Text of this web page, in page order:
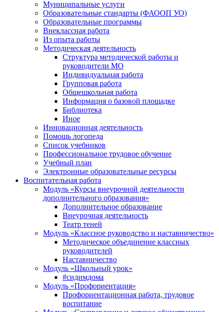
Муниципальные услуги
Образовательные стандарты (ФАООП УО)
Образовательные программы
Внеклассная работа
Из опыта работы
Методическая деятельность
Структура методической работы и
руководители МО
Индивидуальная работа
Групповая работа
Общешкольная работа
Информация о базовой площадке
Библиотека
Иное
Инновационная деятельность
Помощь логопеда
Список учебников
Профессиональное трудовое обучение
Учебный план
Электронные образовательные ресурсы
Воспитательная работа
Модуль «Курсы внеурочной деятельности
дополнительного образования»
Дополнительное образование
Внеурочная деятельность
Театр теней
Модуль «Классное руководство и наставничество»
Методическое объединение классных
руководителей
Наставничество
Модуль «Школьный урок»
#сидимдома
Модуль «Профориентация»
Профориентационная работа, трудовое
воспитание